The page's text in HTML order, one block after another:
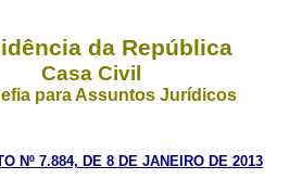
da República
Casa Civil
para Assuntos Jurídicos
Nº 7.884, DE 8 DE JANEIRO DE 2013